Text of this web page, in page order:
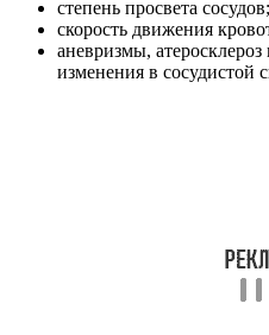
степень просвета сосудов;
скорость движения
аневризмы,
изменения в сосудистой